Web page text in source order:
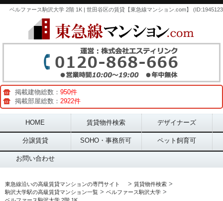
ベルファース駒沢大学 2階 1K | 世田谷区の賃貸【東急線マンション.com】
掲載建物総数： 950件
掲載部屋総数： 2922件
Main menu
HOME 賃貸物件検索 デザイナーズ
分譲賃貸 SOHO・事務所可 ペット飼育可
お問い合わせ
東急線沿いの高級賃貸マンションの専門サイト > 賃貸物件検索 >
駒沢大学駅の高級賃貸マンション一覧 > ベルファース駒沢大学 >